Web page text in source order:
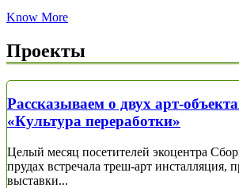
Know More
Проекты
Рассказываем о двух арт-
«Культура переработки»
Целый месяц посетителей экоцентра
прудах встречала треш-арт инсталляция,
выставки...